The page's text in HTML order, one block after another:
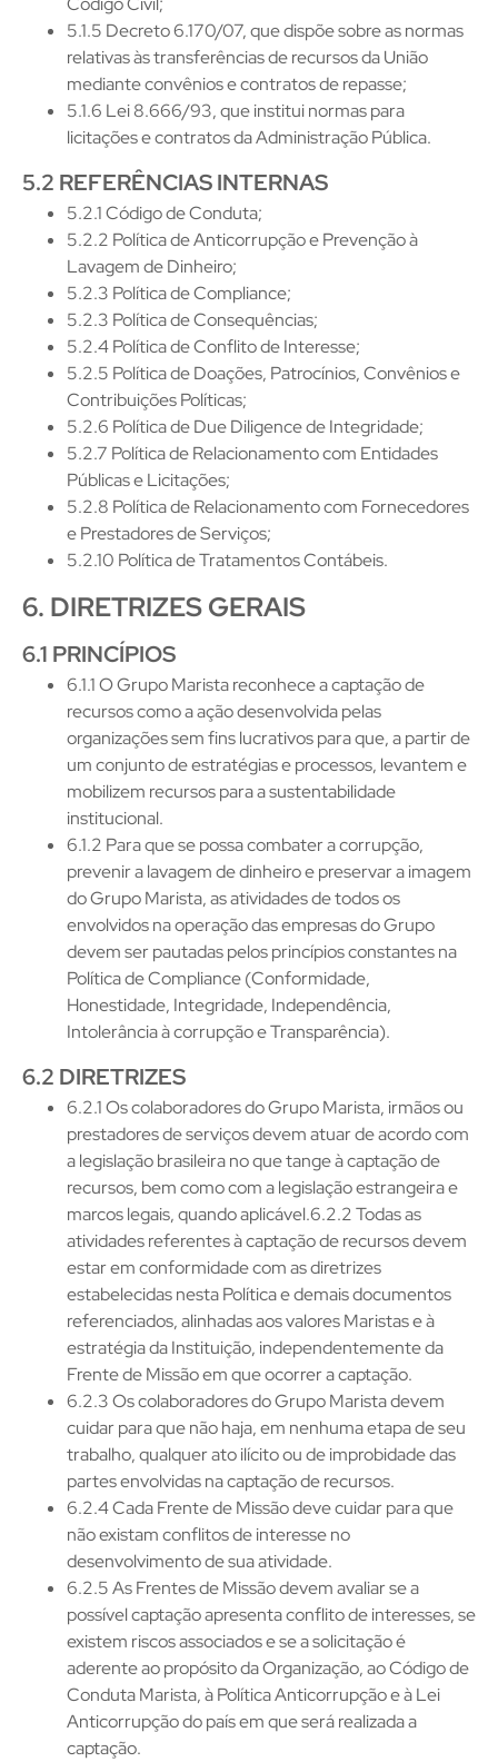
5.1.5 Decreto 6.170/07, que dispõe sobre as normas
relativas às transferências de recursos da União
mediante convênios e contratos de repasse;
5.1.6 Lei 8.666/93, que institui normas para
licitações e contratos da Administração Pública.
5.2 REFERÊNCIAS INTERNAS
5.2.1 Código de Conduta;
5.2.2 Política de Anticorrupção e Prevenção à
Lavagem de Dinheiro;
5.2.3 Política de Compliance;
5.2.3 Política de Consequências;
5.2.4 Política de Conflito de Interesse;
5.2.5 Política de Doações, Patrocínios, Convênios e
Contribuições Políticas;
5.2.6 Política de Due Diligence de Integridade;
5.2.7 Política de Relacionamento com Entidades
Públicas e Licitações;
5.2.8 Política de Relacionamento com Fornecedores
e Prestadores de Serviços;
5.2.10 Política de Tratamentos Contábeis.
6. DIRETRIZES GERAIS
6.1 PRINCÍPIOS
6.1.1 O Grupo Marista reconhece a captação de
recursos como a ação desenvolvida pelas
organizações sem fins lucrativos para que, a partir de
um conjunto de estratégias e processos, levantem e
mobilizem recursos para a sustentabilidade
institucional.
6.1.2 Para que se possa combater a corrupção,
prevenir a lavagem de dinheiro e preservar a imagem
do Grupo Marista, as atividades de todos os
envolvidos na operação das empresas do Grupo
devem ser pautadas pelos princípios constantes na
Política de Compliance (Conformidade,
Honestidade, Integridade, Independência,
Intolerância à corrupção e Transparência).
6.2 DIRETRIZES
6.2.1 Os colaboradores do Grupo Marista, irmãos ou
prestadores de serviços devem atuar de acordo com
a legislação brasileira no que tange à captação de
recursos, bem como com a legislação estrangeira e
marcos legais, quando aplicável.6.2.2 Todas as
atividades referentes à captação de recursos devem
estar em conformidade com as diretrizes
estabelecidas nesta Política e demais documentos
referenciados, alinhadas aos valores Maristas e à
estratégia da Instituição, independentemente da
Frente de Missão em que ocorrer a captação.
6.2.3 Os colaboradores do Grupo Marista devem
cuidar para que não haja, em nenhuma etapa de seu
trabalho, qualquer ato ilícito ou de improbidade das
partes envolvidas na captação de recursos.
6.2.4 Cada Frente de Missão deve cuidar para que
não existam conflitos de interesse no
desenvolvimento de sua atividade.
6.2.5 As Frentes de Missão devem avaliar se a
possível captação apresenta conflito de interesses, se
existem riscos associados e se a solicitação é
aderente ao propósito da Organização, ao Código de
Conduta Marista, à Política Anticorrupção e à Lei
Anticorrupção do país em que será realizada a
captação.